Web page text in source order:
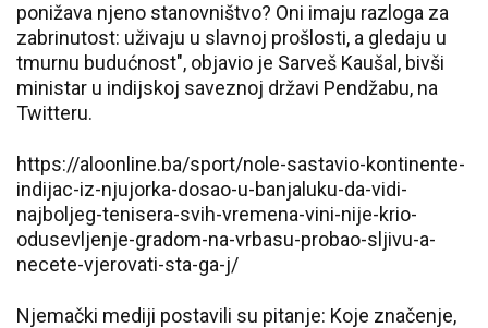
ponižava njeno stanovništvo? Oni imaju razloga za
zabrinutost: uživaju u slavnoj prošlosti, a gledaju u
tmurnu budućnost", objavio je Sarveš Kaušal, bivši
ministar u indijskoj saveznoj državi Pendžabu, na
Twitteru.
https://aloonline.ba/sport/nole-sastavio-kontinente-
indijac-iz-njujorka-dosao-u-banjaluku-da-vidi-
najboljeg-tenisera-svih-vremena-vini-nije-krio-
odusevljenje-gradom-na-vrbasu-probao-sljivu-a-
necete-vjerovati-sta-ga-j/
Njemački mediji postavili su pitanje: Koje značenje,